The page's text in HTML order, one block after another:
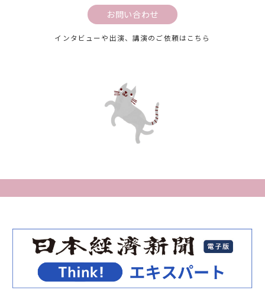
お問い合わせ
インタビューや出演、講演のご依頼はこちら